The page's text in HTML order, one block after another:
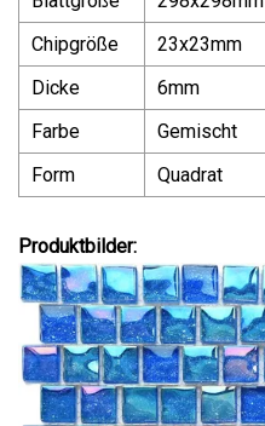
Chipgröße
23x23mm
Dicke
6mm
Farbe
Gemischt
Form
Quadrat
Produktbilder: